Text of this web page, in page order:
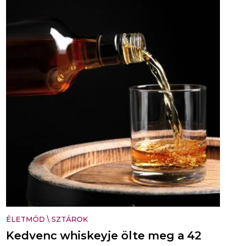
ÉLETMÓD \ SZTÁROK
Kedvenc whiskeyje ölte meg a 42